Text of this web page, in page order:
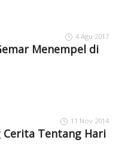
4 Agu 2017
Menempel di
11 Nov 2014
Cerita Tentang Hari